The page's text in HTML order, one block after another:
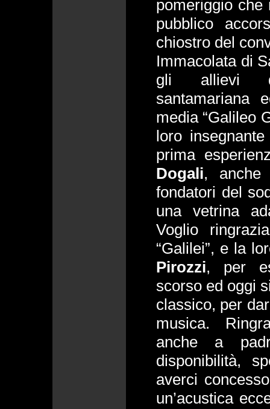
pomeriggio che
pubblico
chiostro del
Immacolata di
gli allievi
santamariana
media “Galileo
loro
prima
Dogali,
fondatori del
una vetrina
Voglio
“Galilei”, e la
Pirozzi, per
scorso ed oggi
classico, per
musica.
anche a
disponibilità,
averci
un’acustica